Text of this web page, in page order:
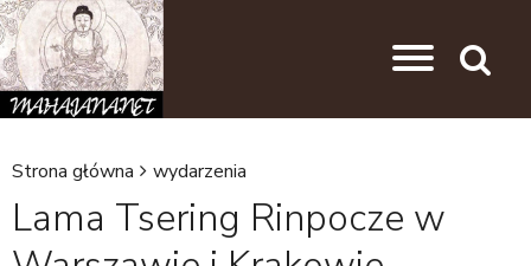
J
e
Strona główna wydarzenia
Lama Tsering Rinpocze w